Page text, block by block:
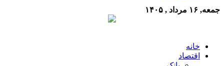
جمعه, ۱۶ مرداد , ۱۴۰۵
خانه
اقتصاد